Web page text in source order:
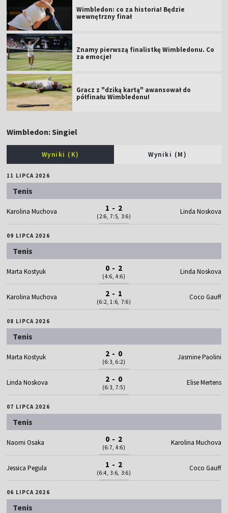
Wimbledon: co za historia! Będzie
wewnętrzny finał
Znamy pierwszą finalistkę Wimbledonu. Co
za emocje!
Gracz z "dziką kartą" awansował do
półfinału Wimbledonu!
Wimbledon: Singiel
Wyniki (K) Wyniki (M)
11 LIPCA 2026
Tenis
Karolina Muchova 1 - 2
(2:6, 7:5, 3:6)
Linda Noskova
09 LIPCA 2026
Tenis
Marta Kostyuk 0 - 2
(4:6, 4:6)
Linda Noskova
Karolina Muchova 2 - 1
(6:2, 1:6, 7:6)
Coco Gauff
08 LIPCA 2026
Tenis
Marta Kostyuk 2 - 0
(6:3, 6:2)
Jasmine Paolini
Linda Noskova 2 - 0
(6:3, 7:5)
Elise Mertens
07 LIPCA 2026
Tenis
Naomi Osaka 0 - 2
(6:7, 4:6)
Karolina Muchova
Jessica Pegula 1 - 2
(6:4, 3:6, 3:6)
Coco Gauff
06 LIPCA 2026
Tenis